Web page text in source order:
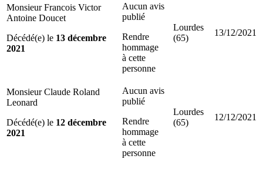
Monsieur Francois Victor
Antoine Doucet
Décédé(e) le 13 décembre
2021
Aucun avis
publié
Rendre
hommage
à cette
personne
Lourdes
(65)
13/12/2021
Monsieur Claude Roland
Leonard
Décédé(e) le 12 décembre
2021
Aucun avis
publié
Rendre
hommage
à cette
personne
Lourdes
(65)
12/12/2021